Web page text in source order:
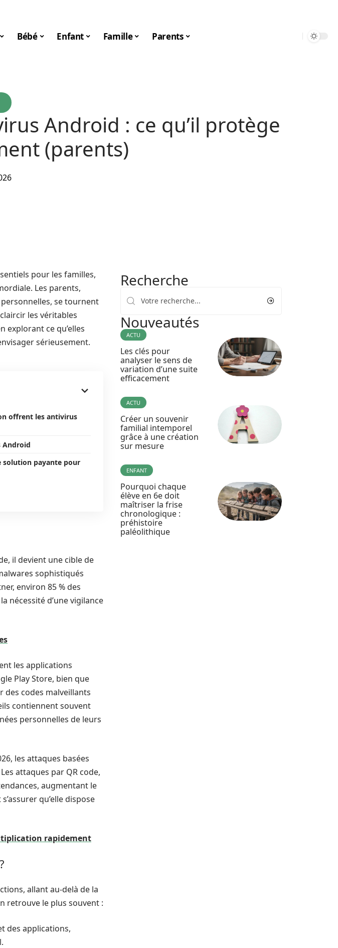
Bébé Enfant Famille Parents
Android : ce qu’il protège
(parents)
pour les familles,
Les parents,
se tournent
les véritables
explorant ce qu’elles
sérieusement.
offrent les antivirus
Android
solution payante pour
il devient une cible de
sophistiqués
environ 85 % des
nécessité d’une vigilance
les applications
Play Store, bien que
des codes malveillants
contiennent souvent
personnelles de leurs
les attaques basées
attaques par QR code,
augmentant le
qu’elle dispose
rapidement
allant au-delà de la
retrouve le plus souvent :
des applications,
Recherche
Nouveautés
ACTU
Les clés pour
analyser le sens de
variation d’une suite
efficacement
ACTU
Créer un souvenir
familial intemporel
grâce à une création
sur mesure
ENFANT
Pourquoi chaque
élève en 6e doit
maîtriser la frise
chronologique :
préhistoire
paléolithique